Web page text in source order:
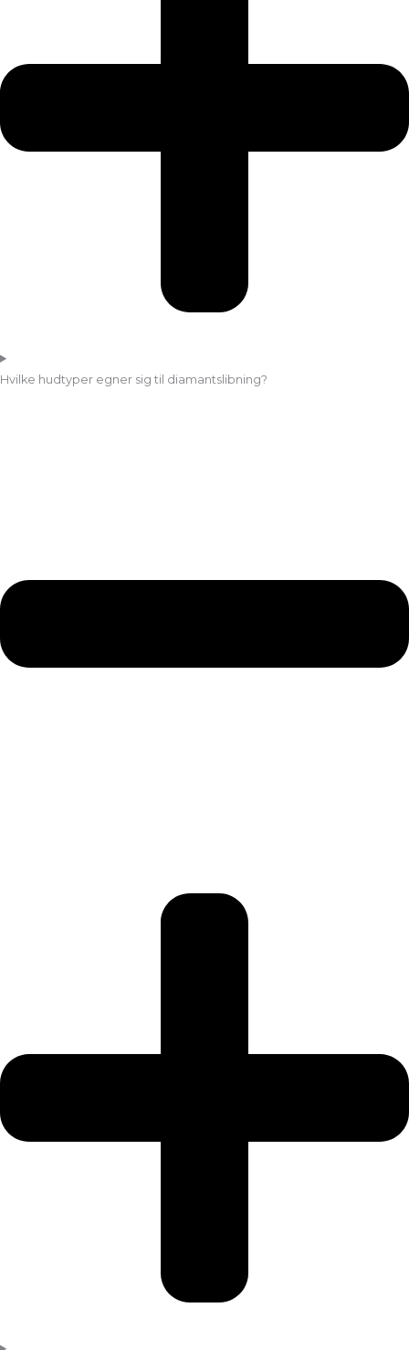
Hvilke hudtyper egner sig til diamantslibning?